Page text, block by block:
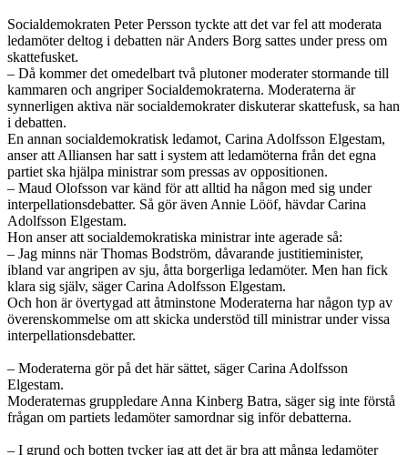
Socialdemokraten Peter Persson tyckte att det var fel att moderata
ledamöter deltog i debatten när Anders Borg sattes under press om
skattefusket.
– Då kommer det omedelbart två plutoner moderater stormande till
kammaren och angriper Socialdemokraterna. Moderaterna är
synnerligen aktiva när socialdemokrater diskuterar skattefusk, sa han
i debatten.
En annan socialdemokratisk ledamot, Carina Adolfsson Elgestam,
anser att Alliansen har satt i system att ledamöterna från det egna
partiet ska hjälpa ministrar som pressas av oppositionen.
– Maud Olofsson var känd för att alltid ha någon med sig under
interpellationsdebatter. Så gör även Annie Lööf, hävdar Carina
Adolfsson Elgestam.
Hon anser att socialdemokratiska ministrar inte agerade så:
– Jag minns när Thomas Bodström, dåvarande justitieminister,
ibland var angripen av sju, åtta borgerliga ledamöter. Men han fick
klara sig själv, säger Carina Adolfsson Elgestam.
Och hon är övertygad att åtminstone Moderaterna har någon typ av
överenskommelse om att skicka understöd till ministrar under vissa
interpellationsdebatter.
– Moderaterna gör på det här sättet, säger Carina Adolfsson
Elgestam.
Moderaternas gruppledare Anna Kinberg Batra, säger sig inte förstå
frågan om partiets ledamöter samordnar sig inför debatterna.
– I grund och botten tycker jag att det är bra att många ledamöter